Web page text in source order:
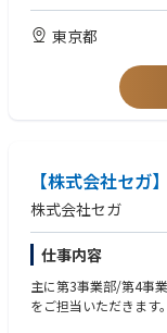
【求める人物像】
・正確性・スピード
・橋渡し役としてコ
・機密情報を扱う責任
※化学関連業界経験者
東京都
【株式会社セガ
株式会社セガ
仕事内容
主に第3事業部/第4事
をご担当いただきます。